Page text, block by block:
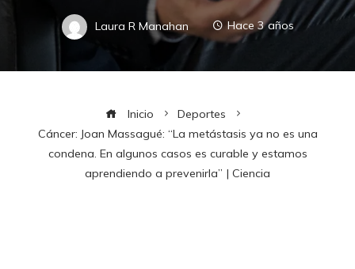
Laura R Manahan Hace 3 años
Inicio
Deportes
Cáncer: Joan Massagué: “La metástasis ya no es una
condena. En algunos casos es curable y estamos
aprendiendo a prevenirla” | Ciencia